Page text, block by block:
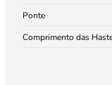
Ponte
Comprimento das